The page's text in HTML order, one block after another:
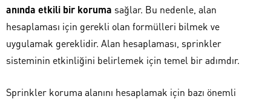
anında etkili bir koruma sağlar. Bu nedenle, alan
hesaplaması için gerekli olan formülleri bilmek ve
uygulamak gereklidir. Alan hesaplaması, sprinkler
sisteminin etkinliğini belirlemek için temel bir adımdır.
Sprinkler koruma alanını hesaplamak için bazı önemli